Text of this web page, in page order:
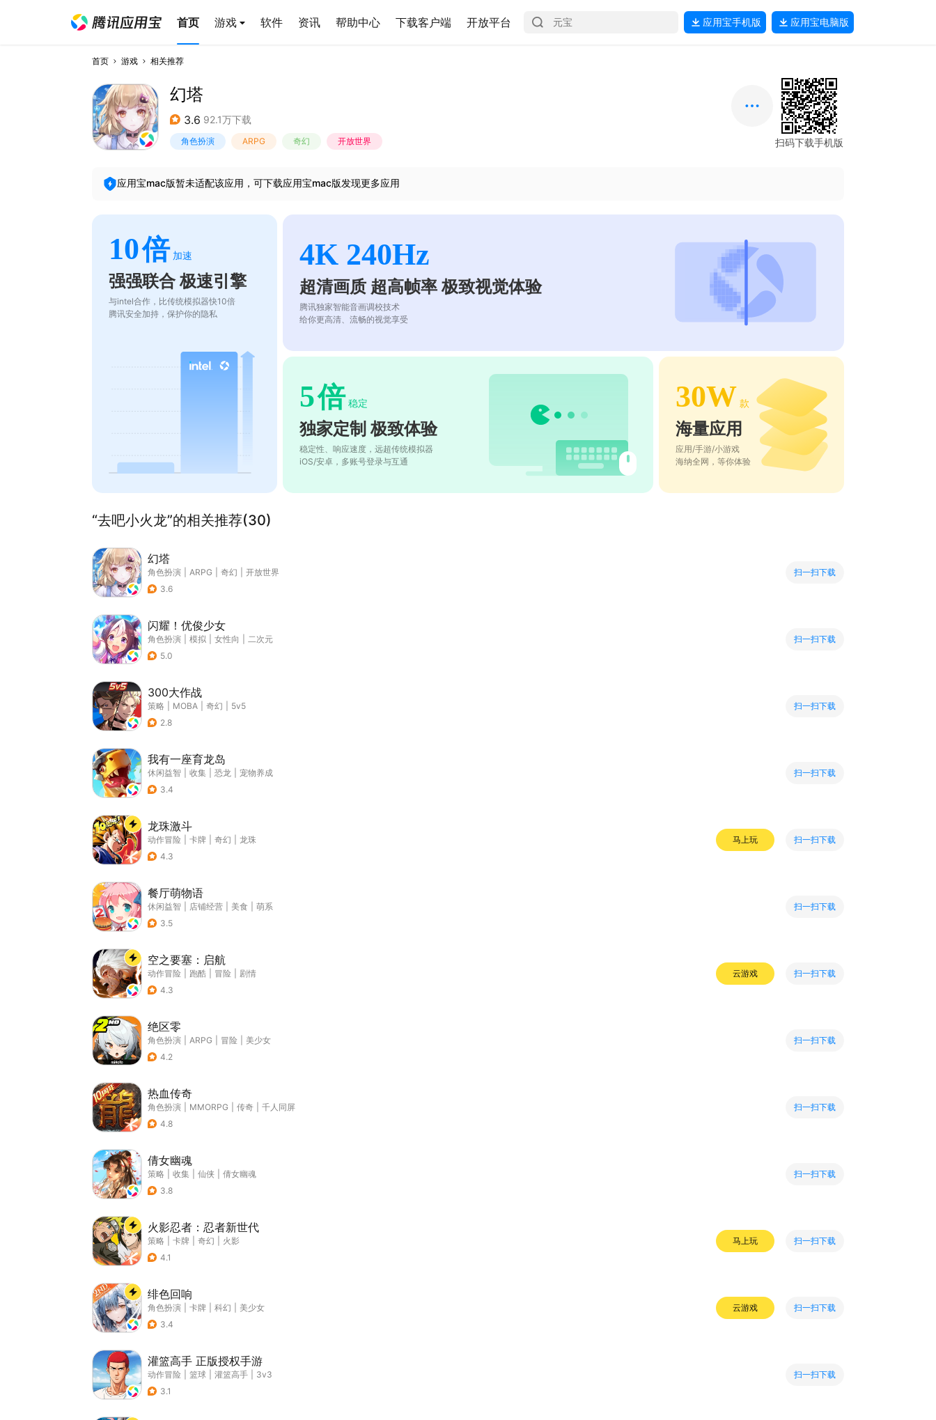
首页 游戏 软件 资讯 帮助中心 下载客户端 开放平台 应用宝手机版 应用宝电脑版
首页 游戏 相关推荐
幻塔
3.6 92.1万下载
角色扮演 ARPG 奇幻 开放世界 扫码下载手机版
应用宝mac版暂未适配该应用，可下载应用宝mac版发现更多应用
10倍 加速
强强联合 极速引擎
与intel合作，比传统模拟器快10倍
腾讯安全加持，保护你的隐私
4K 240Hz
超清画质 超高帧率 极致视觉体验
腾讯独家智能音画调校技术
给你更高清、流畅的视觉享受
5倍 稳定
独家定制 极致体验
稳定性、响应速度，远超传统模拟器
iOS/安卓，多账号登录与互通
30W 款
海量应用
应用/手游/小游戏
海纳全网，等你体验
“去吧小火龙”的相关推荐(30)
幻塔
角色扮演 ARPG 奇幻
开放世界
3.6
扫一扫下载
闪耀！优俊少女
角色扮演 模拟 女性向
二次元
5.0
扫一扫下载
300大作战
策略 MOBA 奇幻
5v5
2.8
扫一扫下载
我有一座育龙岛
休闲益智 收集 恐龙
宠物养成
3.4
扫一扫下载
龙珠激斗
动作冒险 卡牌 奇幻
龙珠
4.3
马上玩 扫一扫下载
餐厅萌物语
休闲益智 店铺经营 美食
萌系
3.5
扫一扫下载
空之要塞：启航
动作冒险 跑酷 冒险
剧情
4.3
云游戏 扫一扫下载
绝区零
角色扮演 ARPG 冒险
美少女
4.2
扫一扫下载
热血传奇
角色扮演 MMORPG 传奇
千人同屏
4.8
扫一扫下载
倩女幽魂
策略 收集 仙侠
倩女幽魂
3.8
扫一扫下载
火影忍者：忍者新世代
策略 卡牌 奇幻
火影
4.1
马上玩 扫一扫下载
绯色回响
角色扮演 卡牌 科幻
美少女
3.4
云游戏 扫一扫下载
灌篮高手 正版授权手游
动作冒险 篮球 灌篮高手
3v3
3.1
扫一扫下载